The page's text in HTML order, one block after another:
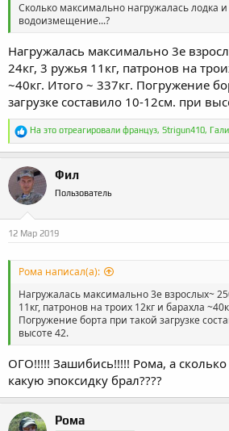
Сколько максимально нагружалась лодка
водоизмещение...?
Нагружалась максимально 3е
24кг, 3 ружья 11кг, патронов на
~40кг. Итого ~ 337кг. Погружение
загрузке составило 10-12см. при
Р
а
к
ц
и
и
:
На это отреагировали француз, Strigun410,
Фил
Пользователь
12 Мар 2019
Рома написал(а):
Нагружалась максимально 3е взрослых~
11кг, патронов на троих 12кг и барахла
Погружение борта при такой загрузке
высоте 42.
ОГО!!!!! Зашибись!!!!! Рома, а сколько
какую эпоксидку брал????
Рома